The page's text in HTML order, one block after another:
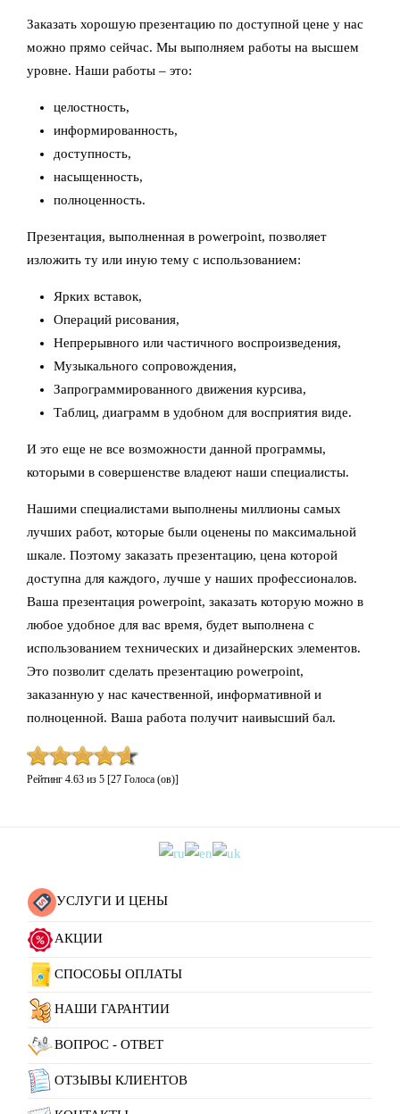
Заказать хорошую презентацию по доступной цене у нас
можно прямо сейчас. Мы выполняем работы на высшем
уровне. Наши работы – это:
целостность,
информированность,
доступность,
насыщенность,
полноценность.
Презентация, выполненная в powerpoint, позволяет
изложить ту или иную тему с использованием:
Ярких вставок,
Операций рисования,
Непрерывного или частичного воспроизведения,
Музыкального сопровождения,
Запрограммированного движения курсива,
Таблиц, диаграмм в удобном для восприятия виде.
И это еще не все возможности данной программы,
которыми в совершенстве владеют наши специалисты.
Нашими специалистами выполнены миллионы самых
лучших работ, которые были оценены по максимальной
шкале. Поэтому заказать презентацию, цена которой
доступна для каждого, лучше у наших профессионалов.
Ваша презентация powerpoint, заказать которую можно в
любое удобное для вас время, будет выполнена с
использованием технических и дизайнерских элементов.
Это позволит сделать презентацию powerpoint,
заказанную у нас качественной, информативной и
полноценной. Ваша работа получит наивысший бал.
Рейтинг 4.63 из 5 [27 Голоса (ов)]
УСЛУГИ И ЦЕНЫ
АКЦИИ
СПОСОБЫ ОПЛАТЫ
НАШИ ГАРАНТИИ
ВОПРОС - ОТВЕТ
ОТЗЫВЫ КЛИЕНТОВ